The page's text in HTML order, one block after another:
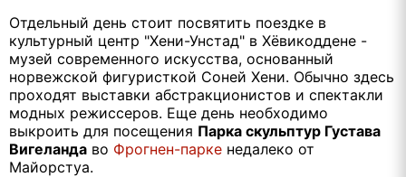
Отдельный день стоит посвятить поездке в
культурный центр "Хени-Унстад" в Хёвикоддене -
музей современного искусства, основанный
норвежской фигуристкой Соней Хени. Обычно здесь
проходят выставки абстракционистов и спектакли
модных режиссеров. Еще день необходимо
выкроить для посещения Парка скульптур Густава
Вигеланда во Фрогнен-парке недалеко от
Майорстуа.